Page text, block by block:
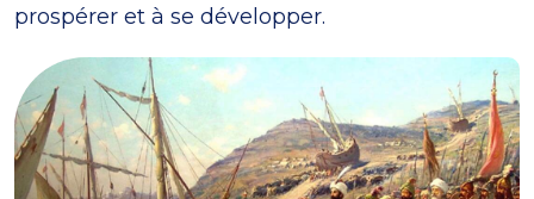
prospérer et à se développer.